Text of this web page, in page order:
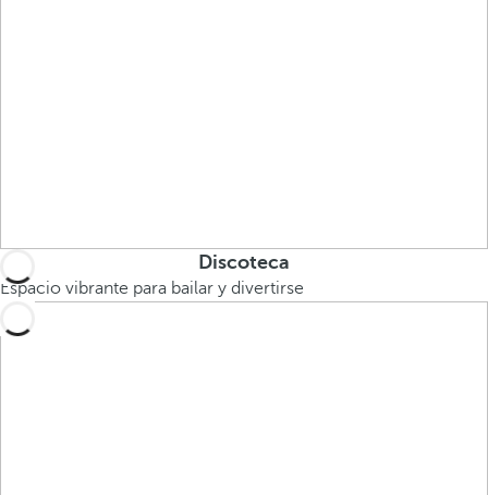
Discoteca
Espacio vibrante para bailar y divertirse